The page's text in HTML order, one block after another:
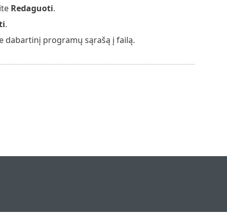
Redaguoti.
.
dabartinį programų sąrašą į failą.